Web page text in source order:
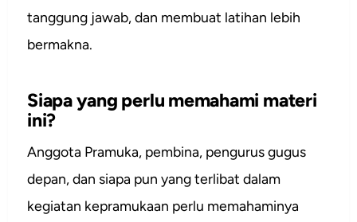
tanggung jawab, dan membuat latihan lebih
bermakna.
Siapa yang perlu memahami materi
ini?
Anggota Pramuka, pembina, pengurus gugus
depan, dan siapa pun yang terlibat dalam
kegiatan kepramukaan perlu memahaminya